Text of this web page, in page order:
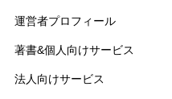
運営者プロフィール
著書&個人向けサービス
法人向けサービス